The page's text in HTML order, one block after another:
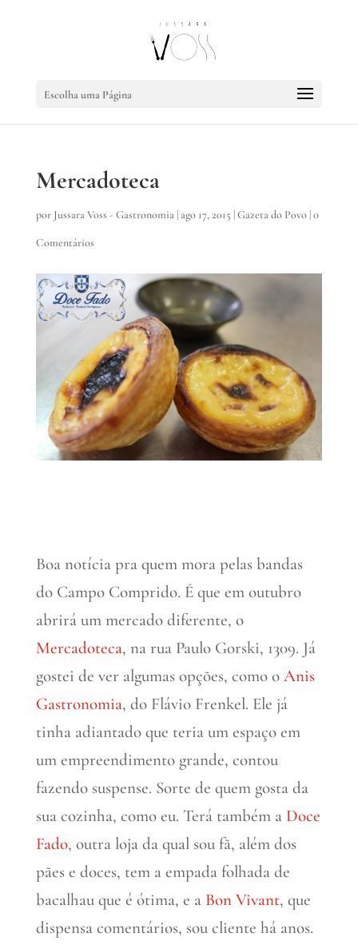
Escolha uma Página
Mercadoteca
por Jussara Voss - Gastronomia|ago 17, 2015 |Gazeta do Povo|0
Comentários
Boa notícia pra quem mora pelas bandas
do Campo Comprido. É que em outubro
abrirá um mercado diferente, o
Mercadoteca, na rua Paulo Gorski, 1309. Já
gostei de ver algumas opções, como o Anis
Gastronomia, do Flávio Frenkel. Ele já
tinha adiantado que teria um espaço em
um empreendimento grande, contou
fazendo suspense. Sorte de quem gosta da
sua cozinha, como eu. Terá também a Doce
Fado, outra loja da qual sou fã, além dos
pães e doces, tem a empada folhada de
bacalhau que é ótima, e a Bon Vivant, que
dispensa comentários, sou cliente há anos.